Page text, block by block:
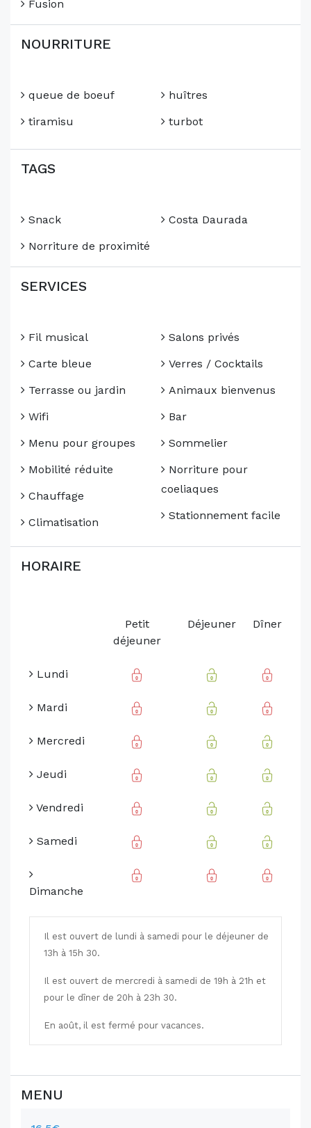
Fusion
NOURRITURE
queue de boeuf
tiramisu
huîtres
turbot
TAGS
Snack
Norriture de proximité
Costa Daurada
SERVICES
Fil musical
Carte bleue
Terrasse ou jardin
Wifi
Menu pour groupes
Mobilité réduite
Chauffage
Climatisation
Salons privés
Verres / Cocktails
Animaux bienvenus
Bar
Sommelier
Norriture pour
coeliaques
Stationnement facile
HORAIRE
Petit
déjeuner
Déjeuner Dîner
Lundi
Mardi
Mercredi
Jeudi
Vendredi
Samedi
Dimanche
Il est ouvert de lundi à samedi pour le déjeuner de
13h à 15h 30.
Il est ouvert de mercredi à samedi de 19h à 21h et
pour le dîner de 20h à 23h 30.
En août, il est fermé pour vacances.
MENU